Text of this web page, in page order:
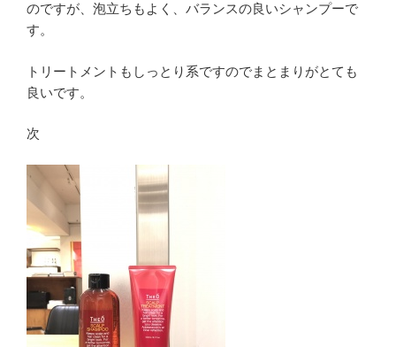
のですが、泡立ちもよく、バランスの良いシャンプーで
す。
トリートメントもしっとり系ですのでまとまりがとても
良いです。
次